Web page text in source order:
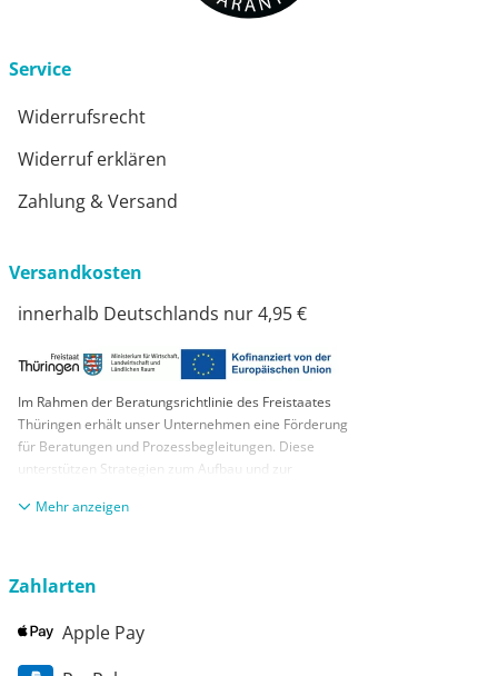
Service
Widerrufsrecht
Widerruf erklären
Zahlung & Versand
Versandkosten
innerhalb Deutschlands nur 4,95 €
Im Rahmen der Beratungsrichtlinie des Freistaates
Thüringen erhält unser Unternehmen eine Förderung
für Beratungen und Prozessbegleitungen. Diese
unterstützen Strategien zum Aufbau und zur
KMUs. Die daraus resultierenden Ergebnisse und
aus Mitteln des Europäischen Sozialfonds Plus und
anzeigen
Zahlarten
Apple Pay